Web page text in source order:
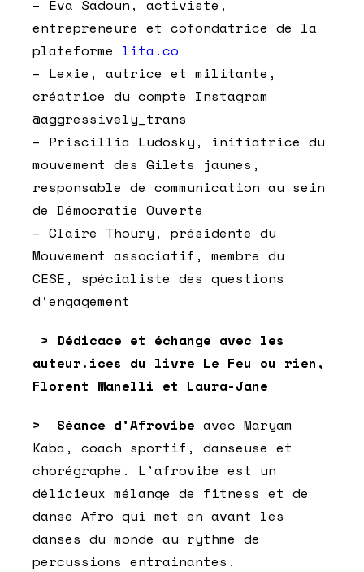
– Eva Sadoun, activiste,
entrepreneure et cofondatrice de la
plateforme lita.co
– Lexie, autrice et militante,
créatrice du compte Instagram
@aggressively_trans
– Priscillia Ludosky, initiatrice du
mouvement des Gilets jaunes,
responsable de communication au sein
de Démocratie Ouverte
– Claire Thoury, présidente du
Mouvement associatif, membre du
CESE, spécialiste des questions
d’engagement
> Dédicace et échange avec les
auteur.ices du livre Le Feu ou rien,
Florent Manelli et Laura-Jane
> Séance d’Afrovibe avec Maryam
Kaba, coach sportif, danseuse et
chorégraphe. L’afrovibe est un
délicieux mélange de fitness et de
danse Afro qui met en avant les
danses du monde au rythme de
percussions entrainantes.